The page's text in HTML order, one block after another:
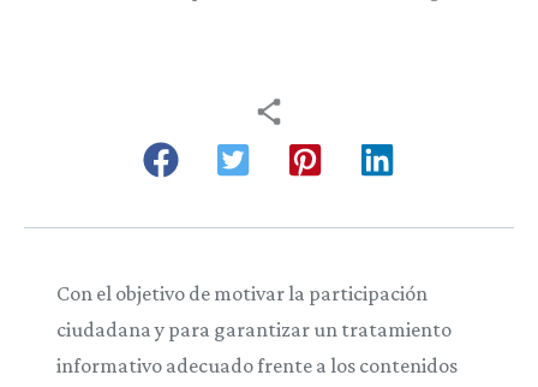
Con el objetivo de motivar la participación
ciudadana y para garantizar un tratamiento
informativo adecuado frente a los contenidos